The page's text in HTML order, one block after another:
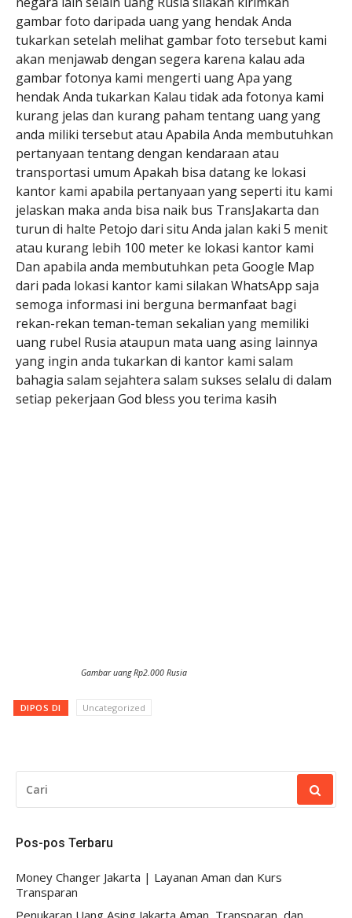
gambar foto daripada uang yang hendak Anda
tukarkan setelah melihat gambar foto tersebut kami
akan menjawab dengan segera karena kalau ada
gambar fotonya kami mengerti uang Apa yang
hendak Anda tukarkan Kalau tidak ada fotonya kami
kurang jelas dan kurang paham tentang uang yang
anda miliki tersebut atau Apabila Anda membutuhkan
pertanyaan tentang dengan kendaraan atau
transportasi umum Apakah bisa datang ke lokasi
kantor kami apabila pertanyaan yang seperti itu kami
jelaskan maka anda bisa naik bus TransJakarta dan
turun di halte Petojo dari situ Anda jalan kaki 5 menit
atau kurang lebih 100 meter ke lokasi kantor kami
Dan apabila anda membutuhkan peta Google Map
dari pada lokasi kantor kami silakan WhatsApp saja
semoga informasi ini berguna bermanfaat bagi
rekan-rekan teman-teman sekalian yang memiliki
uang rubel Rusia ataupun mata uang asing lainnya
yang ingin anda tukarkan di kantor kami salam
bahagia salam sejahtera salam sukses selalu di dalam
setiap pekerjaan God bless you terima kasih
Gambar uang Rp2.000 Rusia
DIPOS DI Uncategorized
UNTUK:
Pos-pos Terbaru
Money Changer Jakarta | Layanan Aman dan Kurs
Transparan